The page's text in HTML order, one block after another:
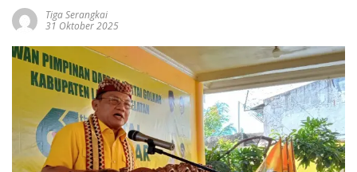
Tiga Serangkai
31 Oktober 2025